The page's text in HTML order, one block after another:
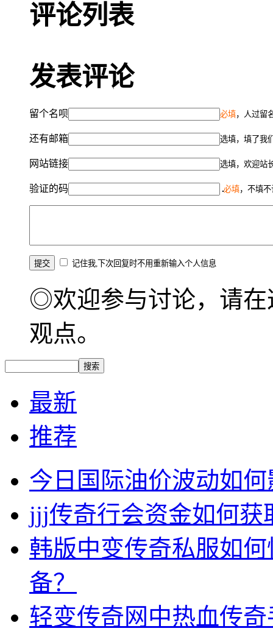
评论列表
发表评论
留个名呗 必填，人过留
还有邮箱 选填，填了我
网站链接 选填，欢迎站
验证的码 必填，不填
记住我,下次回复时不用重新输入个人信息
◎欢迎参与讨论，请在
观点。
最新
推荐
今日国际油价波动如
jjj传奇行会资金如何获
韩版中变传奇私服如
备？
轻变传奇网中热血传